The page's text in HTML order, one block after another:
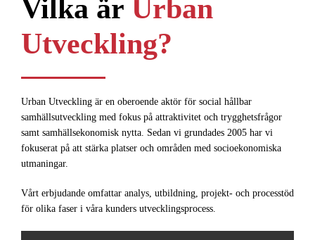
Vilka är Urban
Utveckling?
Urban Utveckling är en oberoende aktör för social hållbar
samhällsutveckling med fokus på attraktivitet och trygghetsfrågor
samt samhällsekonomisk nytta. Sedan vi grundades 2005 har vi
fokuserat på att stärka platser och områden med socioekonomiska
utmaningar.
Vårt erbjudande omfattar analys, utbildning, projekt- och processtöd
för olika faser i våra kunders utvecklingsprocess.